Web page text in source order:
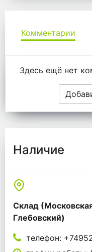
Комментарии
Здесь ещё нет
Наличие
Склад
Глебовский)
телефон: